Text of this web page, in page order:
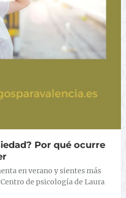
Por qué ocurre
en verano y sientes más
de psicología de Laura